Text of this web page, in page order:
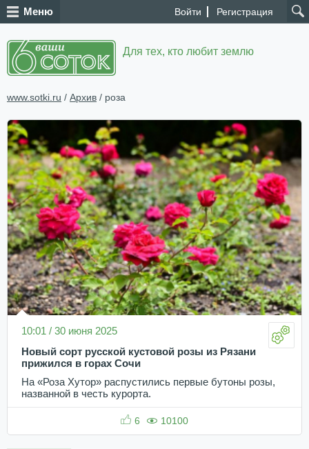
Войти Регистрация
Меню
Для тех, кто любит землю
www.sotki.ru / Архив / роза
10:01 / 30 июня 2025
Новый сорт русской кустовой розы из Рязани
прижился в горах Сочи
На «Роза Хутор» распустились первые бутоны розы,
названной в честь курорта.
6 10100